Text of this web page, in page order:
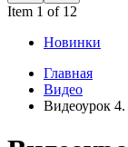
Item 1 of 12
Новинки
Главная
Видео
Видеоурок